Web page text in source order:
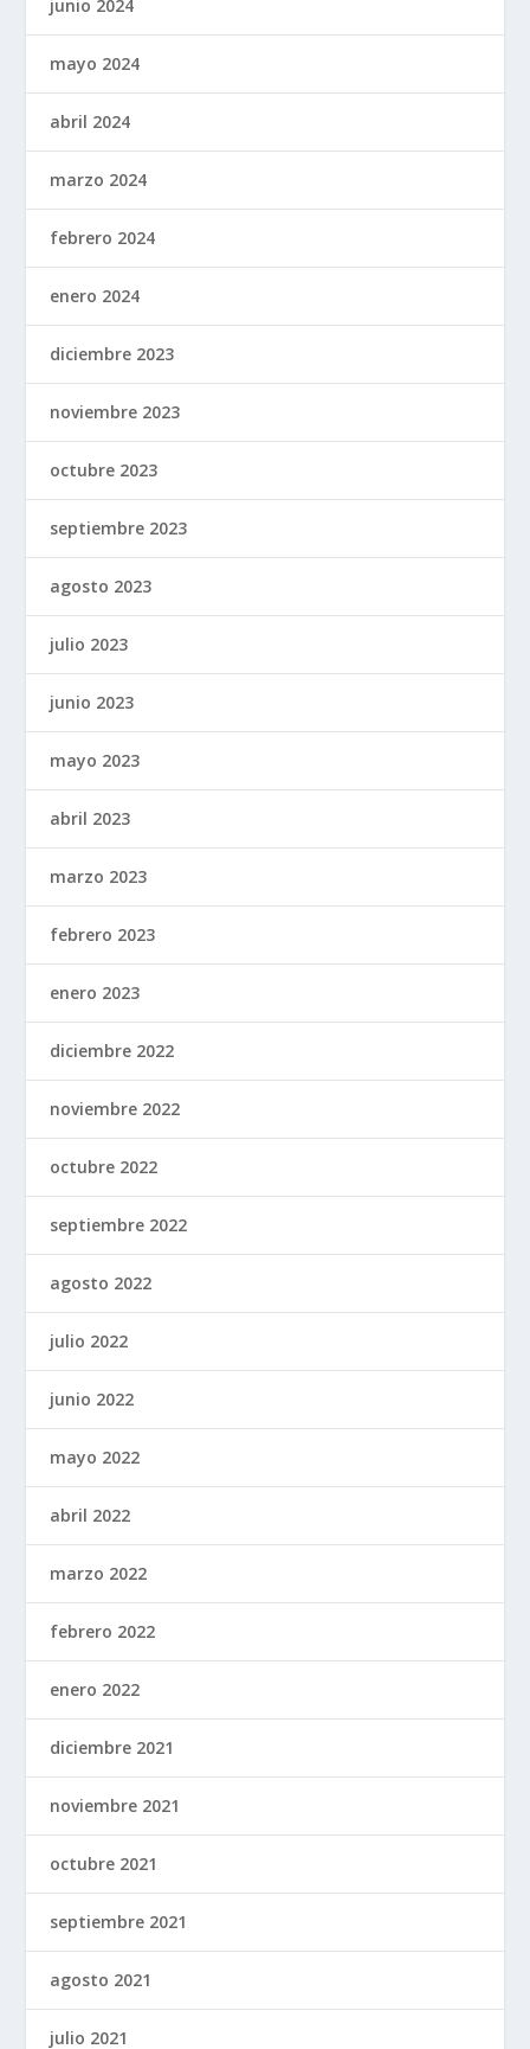
junio 2024
mayo 2024
abril 2024
marzo 2024
febrero 2024
enero 2024
diciembre 2023
noviembre 2023
octubre 2023
septiembre 2023
agosto 2023
julio 2023
junio 2023
mayo 2023
abril 2023
marzo 2023
febrero 2023
enero 2023
diciembre 2022
noviembre 2022
octubre 2022
septiembre 2022
agosto 2022
julio 2022
junio 2022
mayo 2022
abril 2022
marzo 2022
febrero 2022
enero 2022
diciembre 2021
noviembre 2021
octubre 2021
septiembre 2021
agosto 2021
julio 2021